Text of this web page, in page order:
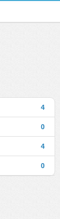
4
0
4
0